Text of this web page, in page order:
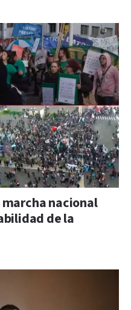
marcha nacional
de la